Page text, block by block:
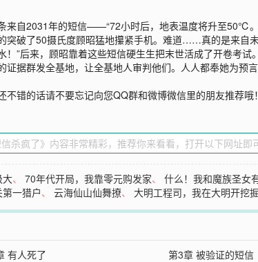
来自2031年的短信——“72小时后，地表温度将升至50℃
突破了50摄氏度顾昭猛地攥紧手机。难道……真的是来自
”后来，顾昭靠着这些短信硬生生把末世活成了开卷考
据群发全基地，让全基地人审判他们。人人都奉她为预
不错的话请不要忘记向您QQ群和微博微信里的朋友推荐哦！
大、70年代开局，我靠零元购发家、什么！我和魔族圣女
一猎户、云海仙山仙舞撩、大明工程司，我在大明开挖
有人死了 第3章 被验证的短信